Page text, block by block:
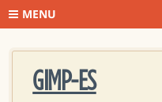
MENU
GIMP-ES